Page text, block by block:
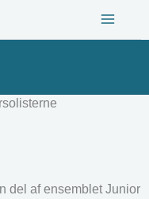
del af ensemblet Junior